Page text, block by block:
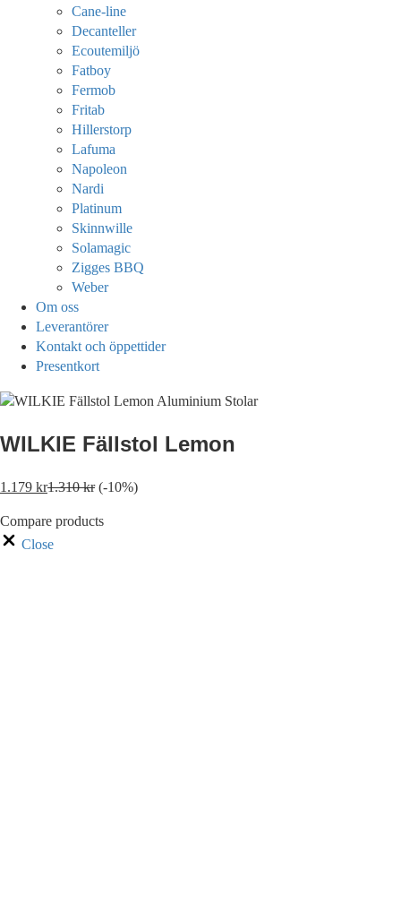
Cane-line
Decanteller
Ecoutemiljö
Fatboy
Fermob
Fritab
Hillerstorp
Lafuma
Napoleon
Nardi
Platinum
Skinnwille
Solamagic
Zigges BBQ
Weber
Om oss
Leverantörer
Kontakt och öppettider
Presentkort
WILKIE Fällstol Lemon
1.179 kr1.310kr (-10%)
Compare products
Close